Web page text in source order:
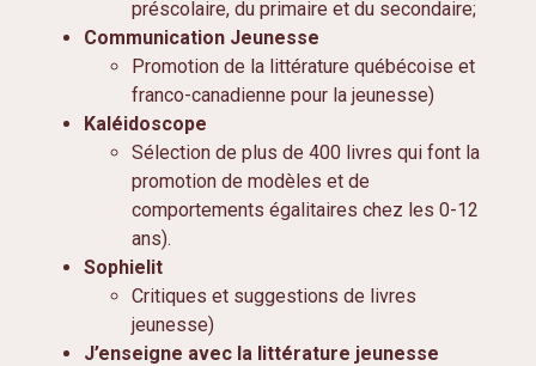
préscolaire, du primaire et du secondaire;
Communication Jeunesse
Promotion de la littérature québécoise et
franco-canadienne pour la jeunesse)
Kaléidoscope
Sélection de plus de 400 livres qui font la
promotion de modèles et de
comportements égalitaires chez les 0-12
ans).
Sophielit
Critiques et suggestions de livres
jeunesse)
J’enseigne avec la littérature jeunesse